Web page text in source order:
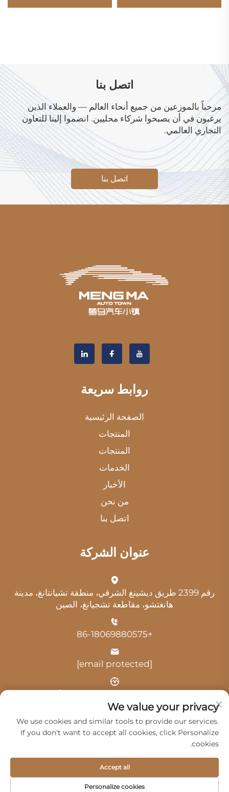
اتصل بنا
مرحباً بالموزعين من جميع أنحاء العالم — والعملاء الذين
يرغبون في أن يصبحوا شركاء محليين. انضموا إلينا للتعاون
التجاري العالمي.
اتصل بنا
روابط سريعة
الصفحة الرئيسية
المنتجات
المنتجات
الخدمات
الأخبار
من نحن
اتصل بنا
عنوان الشركة
رقم 2399 طريق ديشينغ الشرقي، منطقة تشيانتانغ، مدينة
هانغتشو، مقاطعة تشجيانغ، الصين
+86-18069880575
[email protected]
الوقت: 9:00 صباحًا - 6:00 مساءً
حقوق النشر © 2025 بواسطة شركة هانغتشو غوانغي للخدمات
السيارات المحدودة -
الخدمات من نحن
We value your privacy
We use cookies and similar tools to provide our services.
If you don't want to accept all cookies, click Personalize
cookies.
Personalize cookies
Accept all